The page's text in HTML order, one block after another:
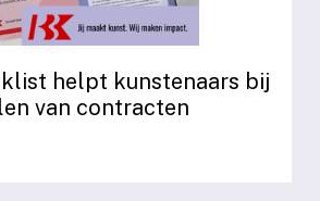
helpt kunstenaars bij
van contracten